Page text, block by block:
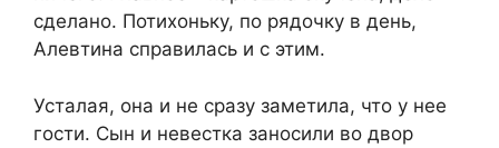
сделано. Потихоньку, по рядочку в день,
Алевтина справилась и с этим.
Усталая, она и не сразу заметила, что у нее
гости. Сын и невестка заносили во двор